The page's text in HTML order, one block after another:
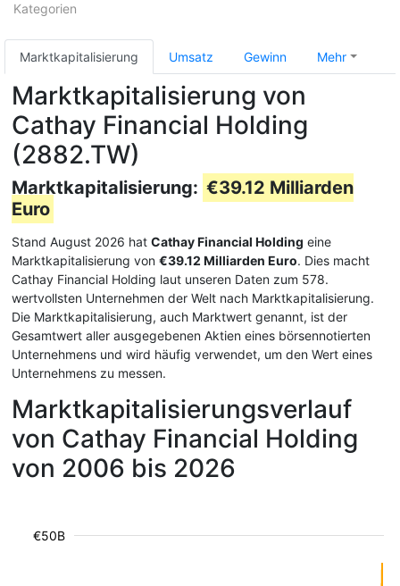
Kategorien
Marktkapitalisierung Umsatz Gewinn Mehr
Marktkapitalisierung von
Cathay Financial Holding
(2882.TW)
Marktkapitalisierung: €39.12 Milliarden
Euro
Stand August 2026 hat Cathay Financial Holding eine
Marktkapitalisierung von €39.12 Milliarden Euro. Dies macht
Cathay Financial Holding laut unseren Daten zum 578.
wertvollsten Unternehmen der Welt nach Marktkapitalisierung.
Die Marktkapitalisierung, auch Marktwert genannt, ist der
Gesamtwert aller ausgegebenen Aktien eines börsennotierten
Unternehmens und wird häufig verwendet, um den Wert eines
Unternehmens zu messen.
Marktkapitalisierungsverlauf
von Cathay Financial Holding
von 2006 bis 2026
€50B